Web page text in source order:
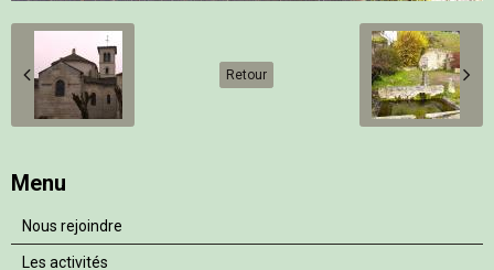
Retour
Menu
Nous rejoindre
Les activités